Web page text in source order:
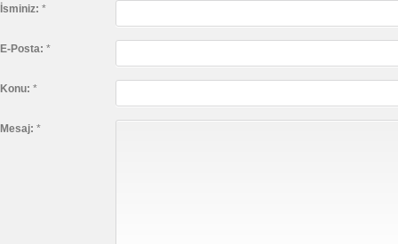
İsminiz: *
E-Posta: *
Konu: *
Mesaj: *